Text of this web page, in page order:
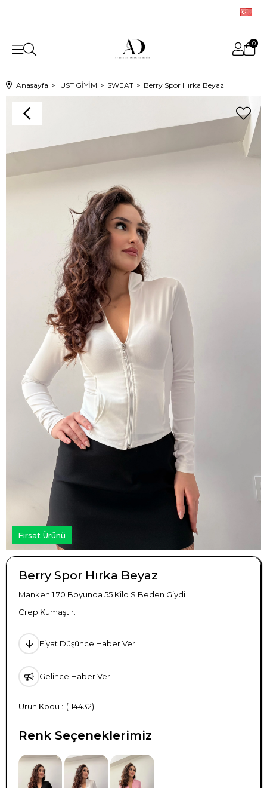
0
Anasayfa ÜST GİYİM SWEAT Berry Spor Hırka Beyaz
Fırsat Ürünü
Berry Spor Hırka Beyaz
Manken 1.70 Boyunda 55 Kilo S Beden Giydi
Crep Kumaştır.
Fiyat Düşünce Haber Ver
Gelince Haber Ver
(114432)
Renk Seçeneklerimiz
TÜKENDI TÜKENDI